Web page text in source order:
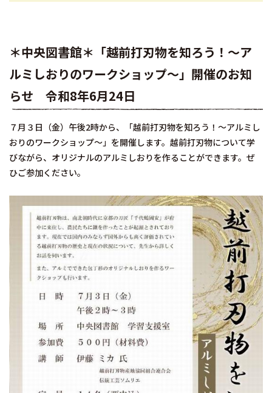
＊中央図書館＊「越前打刃物を知ろう！～ア
ルミしおりのワークショップ～」開催のお知
らせ 令和8年6月24日
７月３日（金）午後2時から、「越前打刃物を知ろう！～アルミし
おりのワークショップ～」を開催します。越前打刃物について学
びながら、オリジナルのアルミしおりを作ることができます。ぜ
ひご参加ください。